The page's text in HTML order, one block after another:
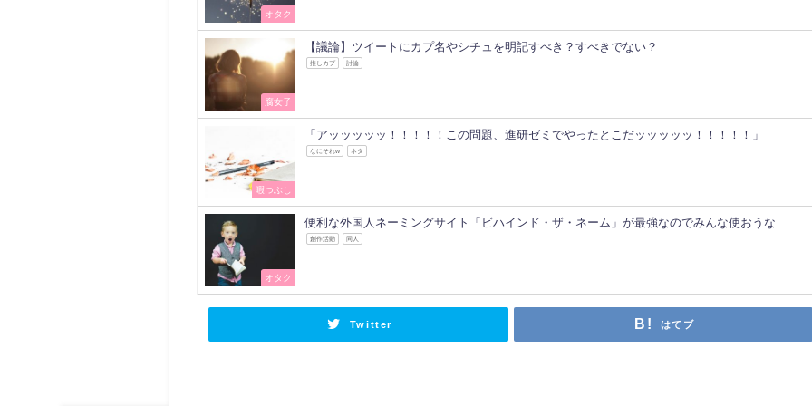
オタク
腐女子
【議論】ツイートにカプ名やシチュを明記すべき？すべきでない？
推しカプ 討論
暇つぶし
「アッッッッッ！！！！！この問題、進研ゼミでやったとこだッッッッッ！！！！！」
なにそれw ネタ
オタク
便利な外国人ネーミングサイト「ビハインド・ザ・ネーム」が最強なのでみんな使おうな
創作活動 同人
Twitter はてブ